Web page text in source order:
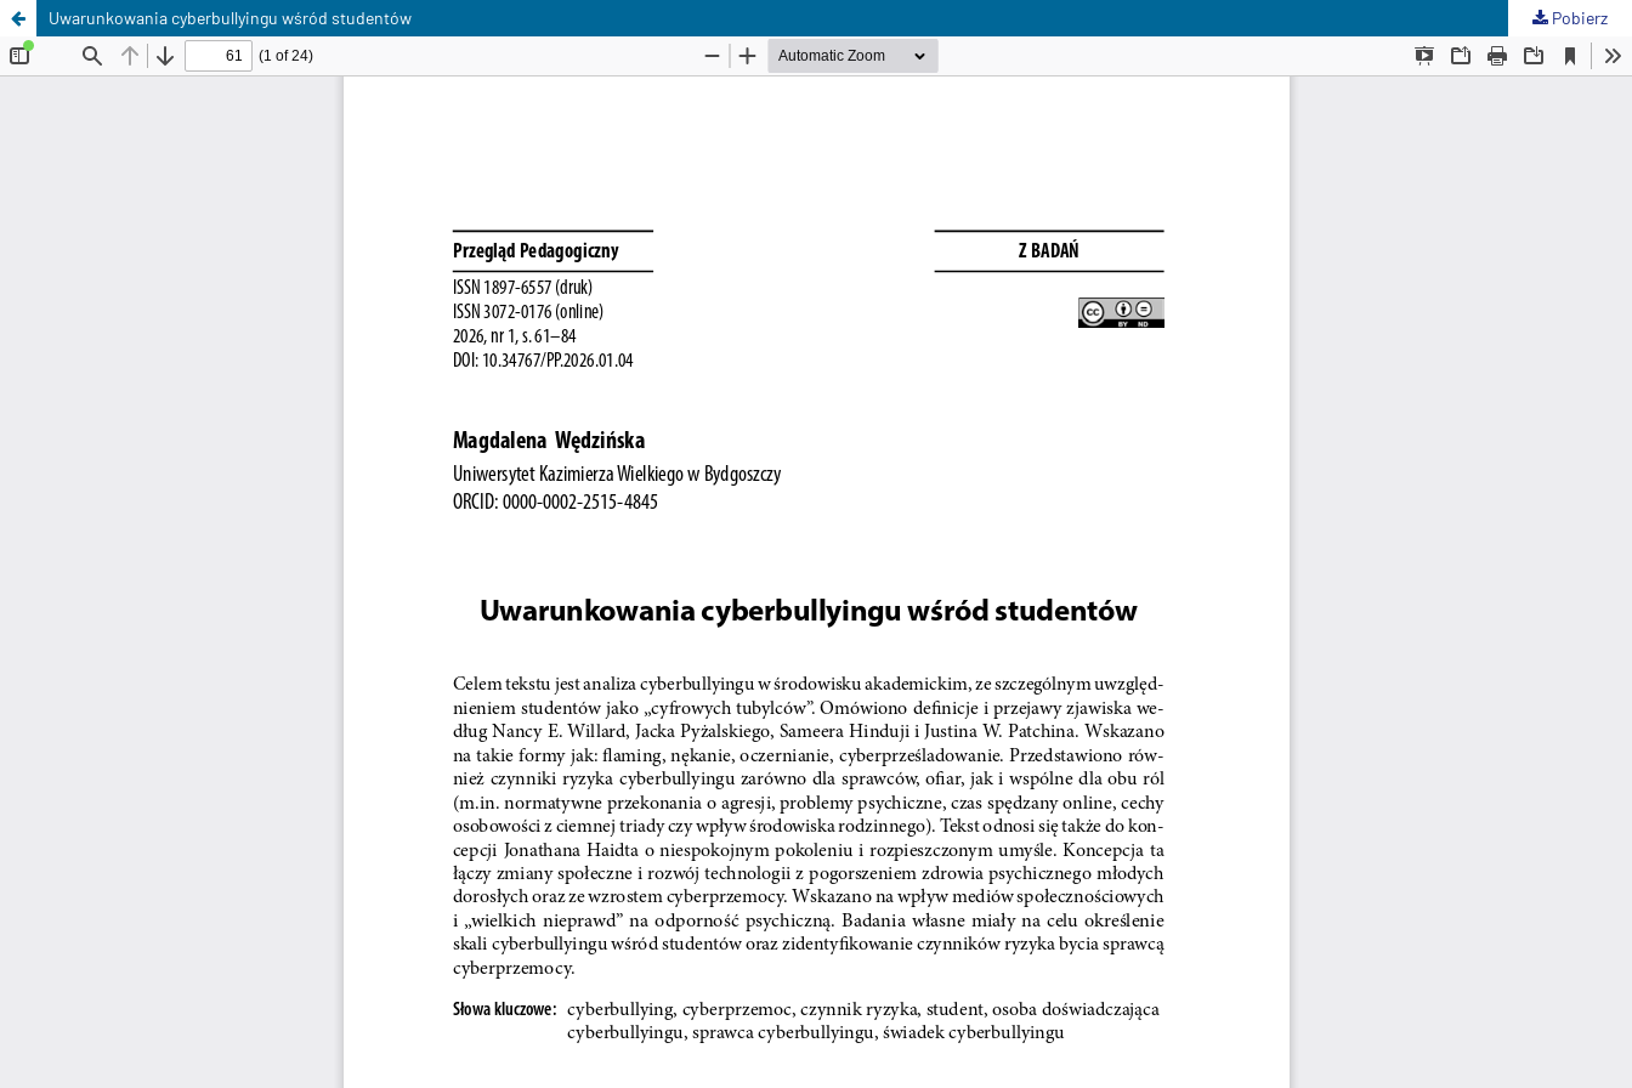
Uwarunkowania cyberbullyingu wśród studentów Pobierz